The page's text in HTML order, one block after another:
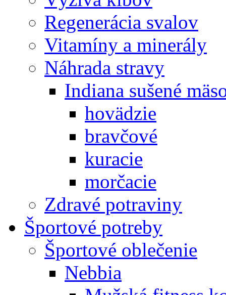
Regenerácia svalov
Vitamíny a minerály
Náhrada stravy
Indiana sušené
hovädzie
bravčové
kuracie
morčacie
Zdravé potraviny
Športové potreby
Športové oblečenie
Nebbia